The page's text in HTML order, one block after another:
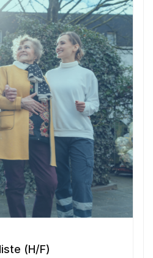
nom
e-mail
de téléphone
Oxygène Intérim/ BTT
CV
(H/F)